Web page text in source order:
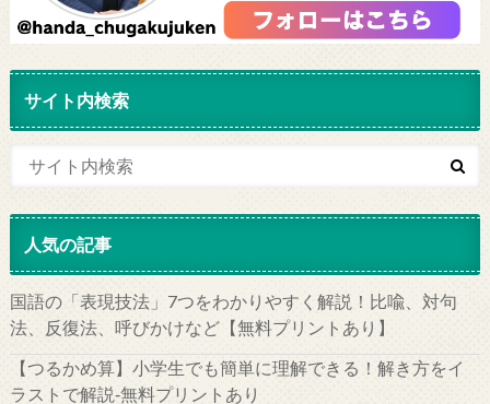
サイト内検索
人気の記事
国語の「表現技法」7つをわかりやすく解説！比喩、対句
法、反復法、呼びかけなど【無料プリントあり】
【つるかめ算】小学生でも簡単に理解できる！解き方をイ
ラストで解説‐無料プリントあり